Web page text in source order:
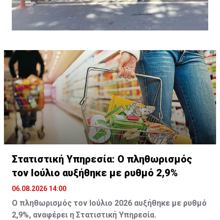
Στατιστική Υπηρεσία: Ο πληθωρισμός
τον Ιούλιο αυξήθηκε με ρυθμό 2,9%
06.08.2026 14:00
Ο πληθωρισμός τον Ιούλιο 2026 αυξήθηκε με ρυθμό
2,9%, αναφέρει η Στατιστική Υπηρεσία.